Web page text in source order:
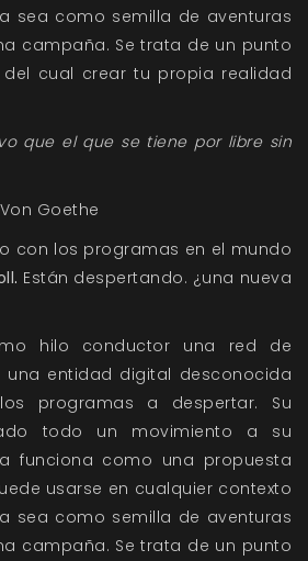
sea como semilla de aventuras
campaña. Se trata de un punto
cual crear tu propia realidad
que el que se tiene por libre sin
Goethe
con los programas en el mundo
. Están despertando. ¿una nueva
hilo conductor una red de
una entidad digital desconocida
programas a despertar. Su
todo un movimiento a su
funciona como una propuesta
usarse en cualquier contexto
sea como semilla de aventuras
campaña. Se trata de un punto